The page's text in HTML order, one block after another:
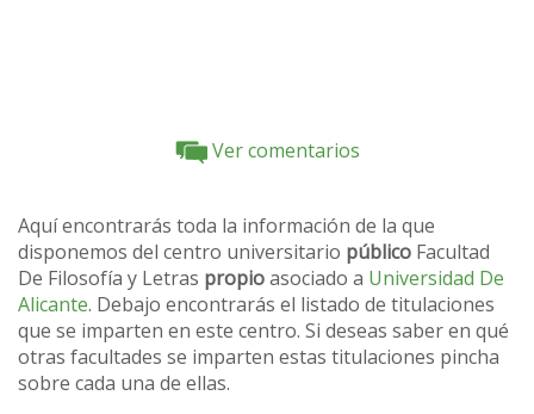
Ver comentarios
Aquí encontrarás toda la información de la que
disponemos del centro universitario público Facultad
De Filosofía y Letras propioasociado a Universidad De
Alicante. Debajo encontrarás el listado de titulaciones
que se imparten en este centro. Si deseas saber en qué
otras facultades se imparten estas titulaciones pincha
sobre cada una de ellas.